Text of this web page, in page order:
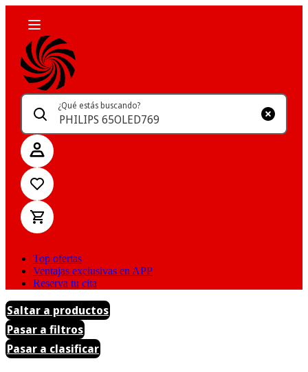
¿Qué estás buscando?
Top ofertas
Ventajas exclusivas en APP
Reserva tu cita
Saltar a productos
Pasar a filtros
Pasar a clasificar